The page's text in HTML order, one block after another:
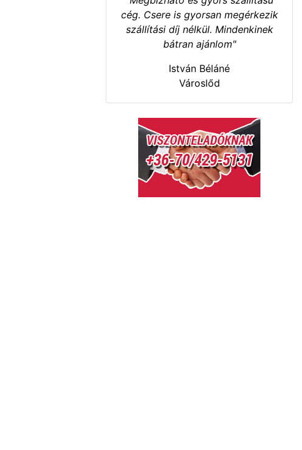
cég. Csere is gyorsan megérkezik
szállítási díj nélkül. Mindenkinek
bátran ajánlom"
István Béláné
Városlőd